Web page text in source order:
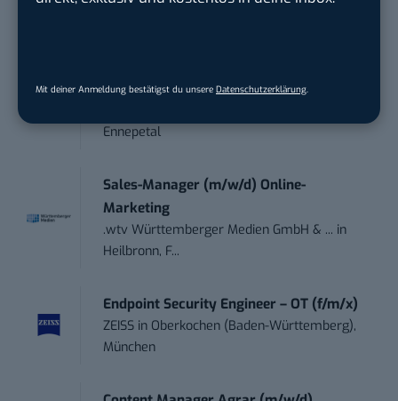
Mit deiner Anmeldung bestätigst du unsere Datenschutzerklärung.
Te...
Ennepetal
Sales-Manager (m/w/d) Online-
Marketing
.wtv Württemberger Medien GmbH & ... in
Heilbronn, F...
Endpoint Security Engineer – OT (f/m/x)
ZEISS in Oberkochen (Baden-Württemberg),
München